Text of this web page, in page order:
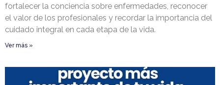
fortalecer la conciencia sobre enfermedades, reconocer
el valor de los profesionales y recordar la importancia del
cuidado integral en cada etapa de la vida.
Ver más »